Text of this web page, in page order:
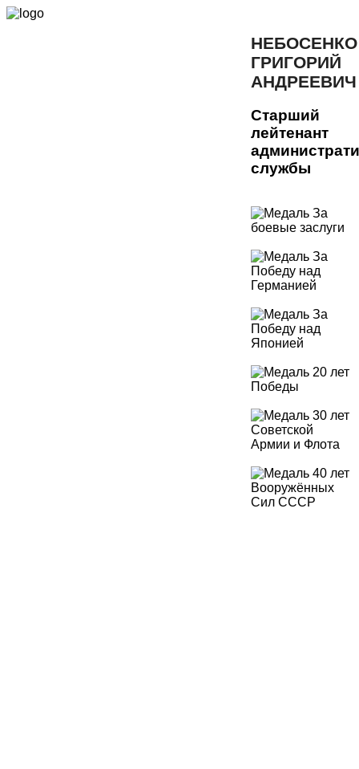
НЕБОСЕНКО
ГРИГОРИЙ
АНДРЕЕВИЧ
Старший
лейтенант
службы